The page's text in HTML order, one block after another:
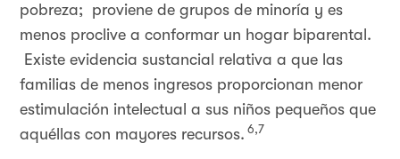
pobreza; proviene de grupos de minoría y es
menos proclive a conformar un hogar biparental.
Existe evidencia sustancial relativa a que las
familias de menos ingresos proporcionan menor
estimulación intelectual a sus niños pequeños que
aquéllas con mayores recursos. 6,7